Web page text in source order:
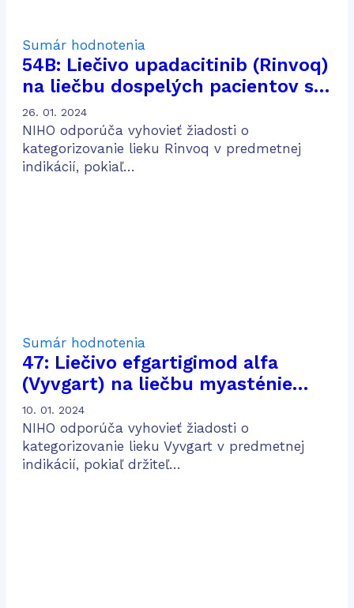
Sumár hodnotenia
54B: Liečivo upadacitinib (Rinvoq)
na liečbu dospelých pacientov so
stredne ťažkou až ťažkou
aktívnou Crohnovou chorobou po
predošlej konvenčnej a biologickej
liečbe
26. 01. 2024
NIHO odporúča vyhovieť žiadosti o
kategorizovanie lieku Rinvoq v predmetnej
indikácií, pokiaľ…
Sumár hodnotenia
47: Liečivo efgartigimod alfa
(Vyvgart) na liečbu myasténie
gravis
10. 01. 2024
NIHO odporúča vyhovieť žiadosti o
kategorizovanie lieku Vyvgart v predmetnej
indikácií, pokiaľ držiteľ…